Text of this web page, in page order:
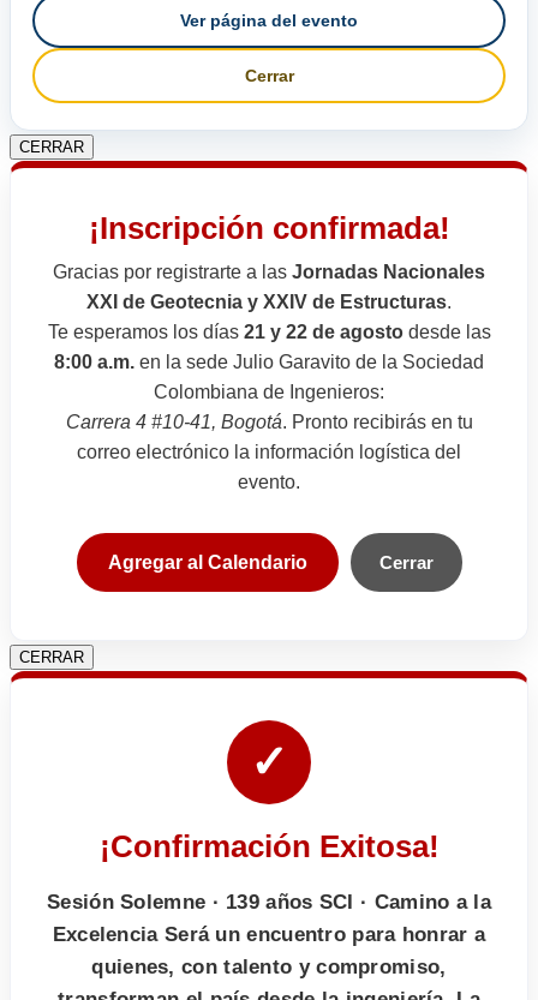
Ver página del evento
Cerrar
CERRAR
¡Inscripción confirmada!
Gracias por registrarte a las Jornadas Nacionales
XXI de Geotecnia y XXIV de Estructuras.
Te esperamos los días 21 y 22 de agostodesde las
8:00 a.m. en la sede Julio Garavito de la Sociedad
Colombiana de Ingenieros:
Carrera 4 #10-41, Bogotá. Pronto recibirás en tu
correo electrónico la información logística del
evento.
Agregar al Calendario Cerrar
CERRAR
✓
¡Confirmación Exitosa!
Sesión Solemne · 139 años SCI · Camino a la
Excelencia Será un encuentro para honrar a
quienes, con talento y compromiso,